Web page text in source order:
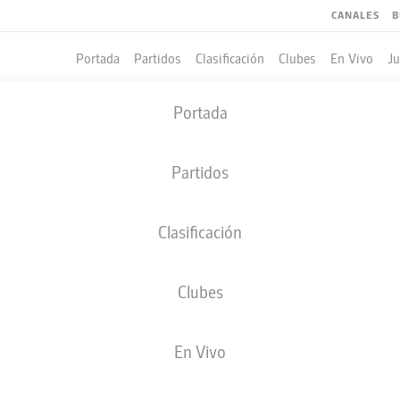
CANALES
Portada Partidos Clasificación Clubes En Vivo
Portada
Partidos
Clasificación
Clubes
En Vivo